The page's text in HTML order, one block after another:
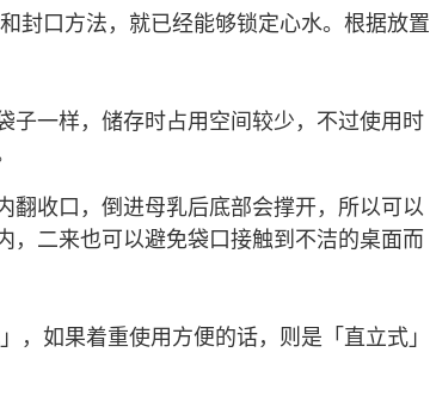
封口方法，就已经能够锁定心水。根据放置
子一样，储存时占用空间较少，不过使用时
翻收口，倒进母乳后底部会撑开，所以可以
，二来也可以避免袋口接触到不洁的桌面而
，如果着重使用方便的话，则是「直立式」